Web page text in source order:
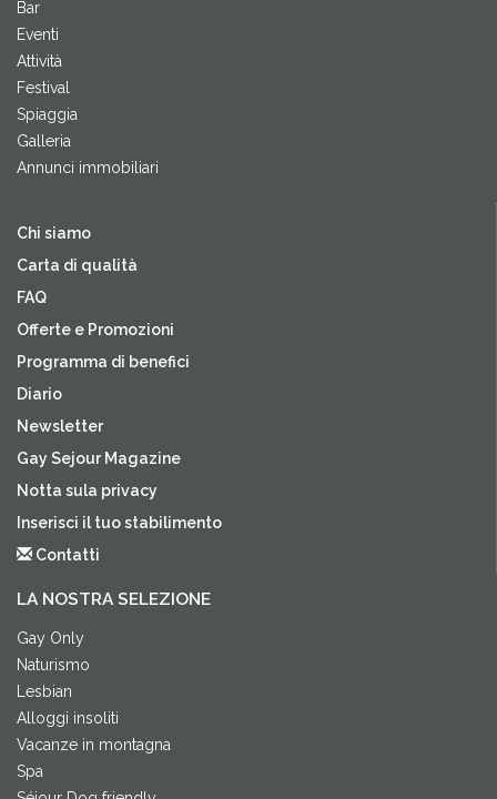
Bar
Eventi
Attività
Festival
Spiaggia
Galleria
Annunci immobiliari
Chi siamo
Carta di qualità
FAQ
Offerte e Promozioni
Programma di benefici
Diario
Newsletter
Gay Sejour Magazine
Notta sula privacy
Inserisci il tuo stabilimento
Contatti
LA NOSTRA SELEZIONE
Gay Only
Naturismo
Lesbian
Alloggi insoliti
Vacanze in montagna
Spa